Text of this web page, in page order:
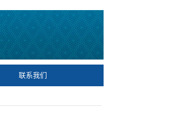
联系我们